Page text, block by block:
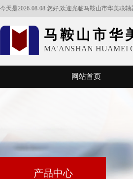
今天是2026-08-08 您好,欢迎光临马鞍山市华美联轴
马鞍山市华
MA'ANSHAN HUAMEI
网站首页
产品中心